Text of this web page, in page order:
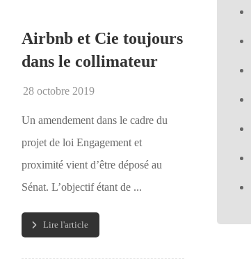
Airbnb et Cie toujours
dans le collimateur
28 octobre 2019
Un amendement dans le cadre du
projet de loi Engagement et
proximité vient d’être déposé au
Sénat. L’objectif étant de ...
Lire l'article